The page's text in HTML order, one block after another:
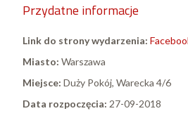
Przydatne informacje
Link do strony wydarzenia:
Miasto: Warszawa
Miejsce: Duży Pokój, Warecka 4/6
Data rozpoczęcia: 27-09-2018